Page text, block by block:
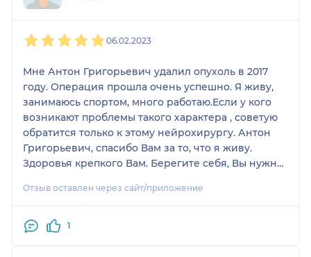
Григорьевича и он сразу же на консультации
выполнить данную операцию по удалению двух
образований.
10 мая 2023 года мы обратились за консультацией
к онкологу по месту жительства, который по ОМС
направил к специалистам городской больницы
им. С.П. Боткина, которые дали своё заключение о
неоперабильном случае, с рекомендацией
провести паллиативную лучевую терапию всего
06.02.2023
Мне Антон Григорьевич удалил опухоль в 2017
году. Операция прошла очень успешно. Я живу,
занимаюсь спортом, много работаю.Если у кого
возникают проблемы такого характера , советую
обратится только к этому нейрохирургу. Антон
Григорьевич, спасибо Вам за то, что я живу.
Здоровья крепкого Вам. Берегите себя, Вы нужны
Отзыв оставлен через сайт/приложение
1